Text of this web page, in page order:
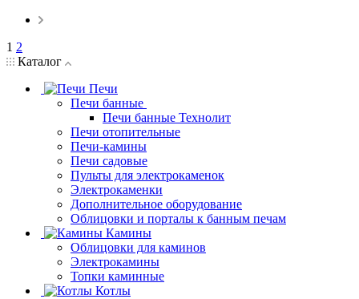
1 2
Каталог
Печи
Печи банные
Печи банные Технолит
Печи отопительные
Печи-камины
Печи садовые
Пульты для электрокаменок
Электрокаменки
Дополнительное оборудование
Облицовки и порталы к банным печам
Камины
Облицовки для каминов
Электрокамины
Топки каминные
Котлы